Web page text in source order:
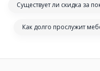
Существует ли скидка за
Как долго прослужит